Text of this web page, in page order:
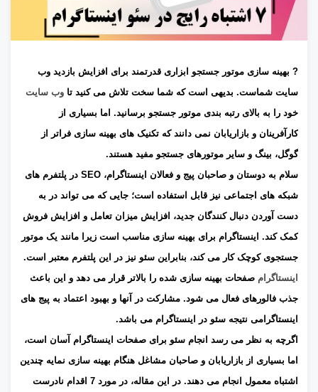
? بهینه سازی موتور جستجو ابزاری قدرتمند برای افزایش بازدید وب
سایت شماست. بدیهی است که شما سخت تلاش می کنید تا وب سایت
خود را به بالای رتبه بندی موتور جستجو برسانید. اما بسیاری از
کارآفرینان و بازاریابان نمی دانند که تکنیک های بهینه سازی فراتر از
گوگل، بینگ و سایر موتورهای جستجو مفید هستند.
سلام به دوستان و صاحبان پیج و فعالان اینستاگرام، SEO در پلتفرم های
شبکه های اجتماعی نیز قابل استفاده است؛ جایی که می تواند در به
دست آوردن دنبال کنندگان جدید، افزایش میزان تعامل و افزایش فروش
کمک کند. اینستاگرام برای بهینه سازی مناسب است زیرا مانند یک موتور
جستجوی کوچک کار می کند، بنابراین سئو نیز در این پلتفرم معتبر است.
اینستاگرام صفحات بهینه سازی شده را بالاتر قرار می دهد و این باعث
جذب فالورهای فعال می شود. مشارکت در آنها و بهبود اعتماد به پیج های
اینستاگرامی نتیجه سئو در اینستاگرام می باشد.
اگرچه به نظر می رسد انجام سئو برای صفحات اینستاگرام آسان است،
اما بسیاری از بازاریابان و صاحبان مشاغل هنگام بهینه سازی نمایه چندین
اشتباه معمول انجام می دهند. در این مقاله، در مورد 7 اقدام نادرست